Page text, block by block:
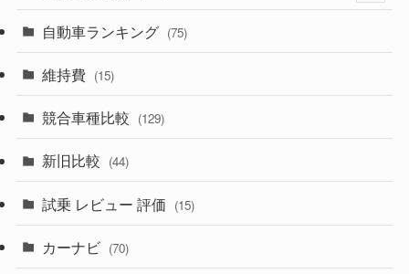
(357)
(328)
(194)
(230)
(253)
(242)
(85)
(84)
(14)
(222)
(50)
(58)
(8)
(3)
(3)
(5)
(1)
(21)
(5)
(7)
(5)
自動車ランキング (75)
維持費 (15)
競合車種比較 (129)
新旧比較 (44)
試乗 レビュー 評価 (15)
カーナビ (70)